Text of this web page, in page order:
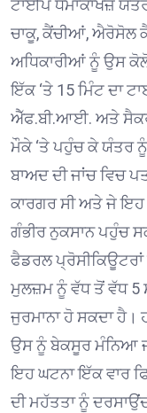
ਟਾਈਪ ਧਮਾਕਾਖੇਜ਼
ਚਾਕੂ, ਕੈਂਚੀਆਂ, ਐਰੋਸੋਲ
ਅਧਿਕਾਰੀਆਂ ਨੂੰ ਉਸ
ਇੱਕ ‘ਤੇ 15 ਮਿੰਟ ਦਾ
ਐੱਫ.ਬੀ.ਆਈ. ਅਤੇ
ਮੌਕੇ ‘ਤੇ ਪਹੁੰਚ ਕੇ ਯੰਤਰ
ਬਾਅਦ ਦੀ ਜਾਂਚ ਵਿਚ
ਕਾਰਗਰ ਸੀ ਅਤੇ ਜੇ ਇਹ
ਗੰਭੀਰ ਨੁਕਸਾਨ ਪਹੁੰਚ
ਫੈਡਰਲ ਪ੍ਰੋਸੀਕਿਊਟਰਾਂ
ਮੁਲਜ਼ਮ ਨੂੰ ਵੱਧ ਤੋਂ ਵੱਧ 5
ਜੁਰਮਾਨਾ ਹੋ ਸਕਦਾ ਹੈ।
ਉਸ ਨੂੰ ਬੇਕਸੂਰ ਮੰਨਿਆ
ਇਹ ਘਟਨਾ ਇੱਕ ਵਾਰ
ਦੀ ਮਹੱਤਤਾ ਨੂੰ